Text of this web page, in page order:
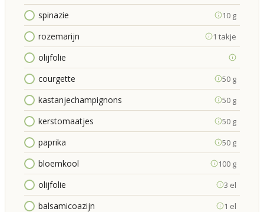
spinazie 10 g
rozemarijn 1 takje
olijfolie
courgette
50 g
kastanjechampignons 50 g
kerstomaatjes 50 g
paprika 50 g
bloemkool 100 g
olijfolie 3 el
balsamicoazijn 1 el